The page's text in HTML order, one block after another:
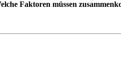
Faktoren müssen